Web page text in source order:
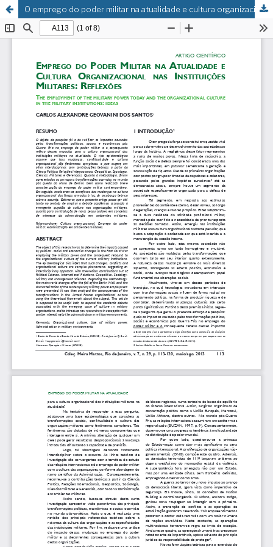
O emprego do poder militar na atualidade e cultura organizacional nas instituições militares: reflexões